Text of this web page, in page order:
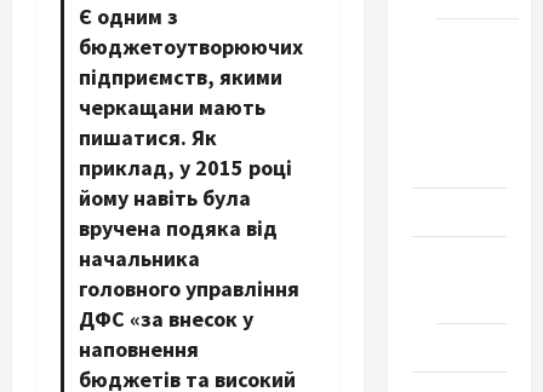
Є одним з
бюджетоутворюючих
підприємств, якими
черкащани мають
пишатися. Як
приклад, у 2015 році
йому навіть була
вручена подяка від
начальника
головного управління
ДФС «за внесок у
наповнення
бюджетів та високий